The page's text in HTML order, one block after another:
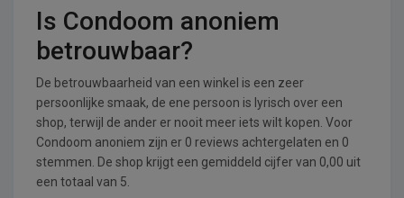
Is Condoom anoniem
betrouwbaar?
De betrouwbaarheid van een winkel is een zeer
persoonlijke smaak, de ene persoon is lyrisch over een
shop, terwijl de ander er nooit meer iets wilt kopen. Voor
Condoom anoniem zijn er 0 reviews achtergelaten en 0
stemmen. De shop krijgt een gemiddeld cijfer van 0,00 uit
een totaal van 5.